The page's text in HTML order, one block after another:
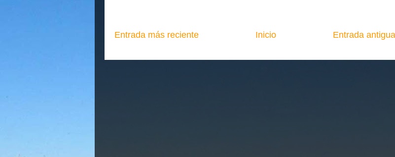
Entrada más reciente Entrada antigua
Inicio